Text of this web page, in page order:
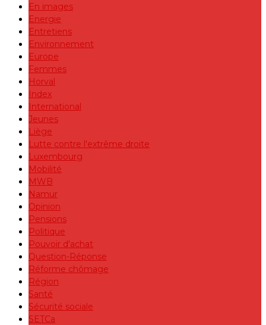
En images
Energie
Entretiens
Environnement
Europe
Femmes
Horval
Index
International
Jeunes
Liège
Lutte contre l'extrême droite
Luxembourg
Mobilité
MWB
Namur
Opinion
Pensions
Politique
Pouvoir d'achat
Question-Réponse
Réforme chômage
Région
Santé
Sécurité sociale
SETCa